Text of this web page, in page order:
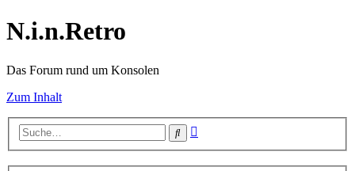
N.i.n.Retro
Das Forum rund um Konsolen
Zum Inhalt
Suche